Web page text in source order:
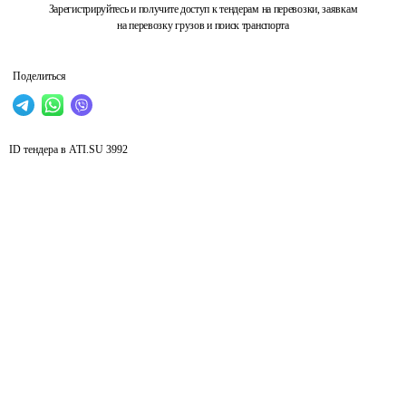
Зарегистрируйтесь и получите доступ к тендерам на перевозки, заявкам
на перевозку грузов и поиск транспорта
Поделиться
ID тендера в ATI.SU 3992